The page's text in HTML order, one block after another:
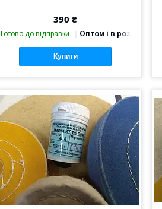
390 ₴
Готово до відправки Оптом і в роздріб
Купити